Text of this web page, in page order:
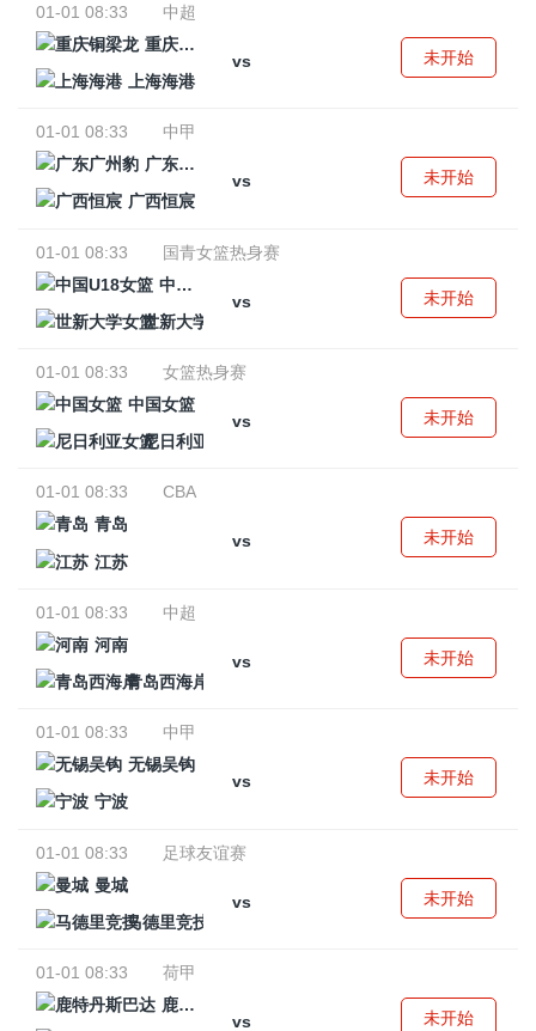
01-01 08:33
中超
重庆铜梁龙
vs
上海海港
未开始
01-01 08:33
中甲
广东广州豹
vs
广西恒宸
未开始
01-01 08:33
国青女篮热身赛
中国U18女篮
vs
世新大学女篮
未开始
01-01 08:33
女篮热身赛
中国女篮
vs
尼日利亚女篮
未开始
01-01 08:33
CBA
青岛
vs
江苏
未开始
01-01 08:33
中超
河南
vs
青岛西海岸
未开始
01-01 08:33
中甲
无锡吴钩
vs
宁波
未开始
01-01 08:33
足球友谊赛
曼城
vs
马德里竞技
未开始
01-01 08:33
荷甲
鹿特丹斯巴达
vs
未开始